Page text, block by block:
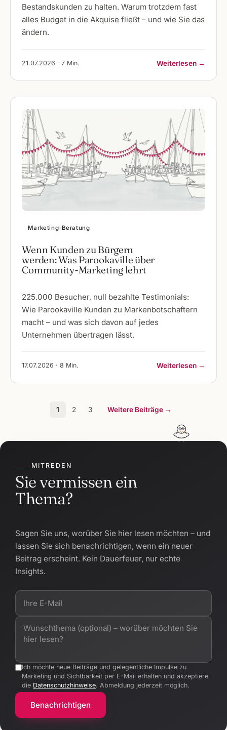
Bestandskunden zu halten. Warum trotzdem fast
alles Budget in die Akquise fließt – und wie Sie das
ändern.
21.07.2026 · 7 Min. Weiterlesen →
Marketing-Beratung
Wenn Kunden zu Bürgern
werden: Was Parookaville über
Community-Marketing lehrt
225.000 Besucher, null bezahlte Testimonials:
Wie Parookaville Kunden zu Markenbotschaftern
macht – und was sich davon auf jedes
Unternehmen übertragen lässt.
17.07.2026 · 8 Min. Weiterlesen →
1 2 3 Weitere Beiträge →
MITREDEN
Sie vermissen ein
Thema?
Sagen Sie uns, worüber Sie hier lesen möchten – und
lassen Sie sich benachrichtigen, wenn ein neuer
Beitrag erscheint. Kein Dauerfeuer, nur echte
Insights.
Ich möchte neue Beiträge und gelegentliche Impulse zu
Marketing und Sichtbarkeit per E-Mail erhalten und akzeptiere
die Datenschutzhinweise. Abmeldung jederzeit möglich.
Benachrichtigen